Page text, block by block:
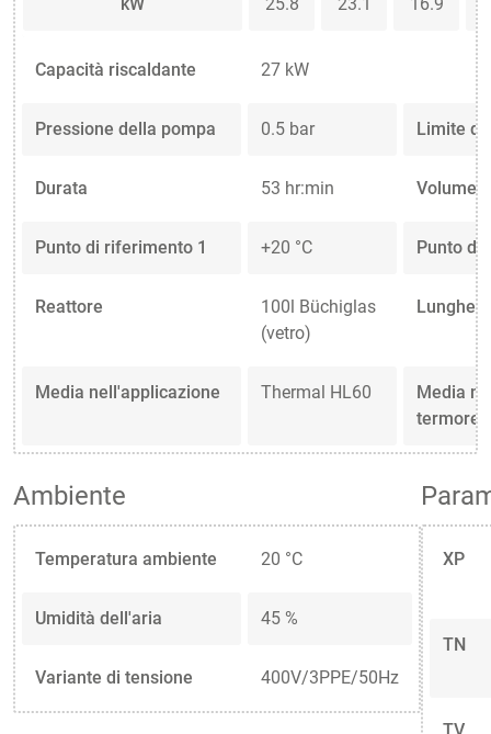
Capacità riscaldante 27 kW
Pressione della pompa 0.5 bar Limite di
Durata 53 hr:min Volume
Punto di riferimento 1 +20 °C Punto di
Reattore
100l Büchiglas
(vetro)
Media nell'applicazione Thermal HL60
Media
Ambiente
Temperatura ambiente 20 °C
Umidità dell'aria 45 %
Variante di tensione 400V/3PPE/50Hz
XP
TN
TV